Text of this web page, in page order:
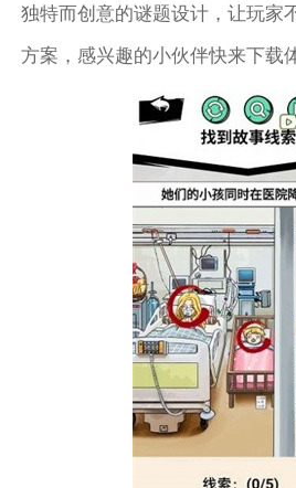
独特而创意的谜题设计，让玩家
方案，感兴趣的小伙伴快来下载